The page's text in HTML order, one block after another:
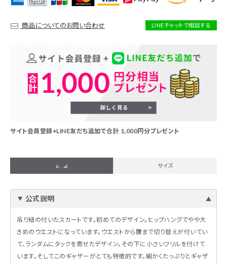
ACCOUNT MENU
ようこそ ゲスト 様
会員登録
商品についてのお問い合わせ LINEチャットで相談する
サイト会員登録+LINE友だち追加で合計 1,000円分プレゼント
詳細 サイズ
公式説明
吊り紐の付いたスカートです。初めてのデザイン。ヒップハングでやや大
きめのウエストになっています。ウエストから腰まで切り替えが付いてい
て、ランダムにタックを寄せたデザイン。その下に小さいフリルを付けて
います。そしてこのギャザーがとても特徴的です。細かくたっぷりとギャザ